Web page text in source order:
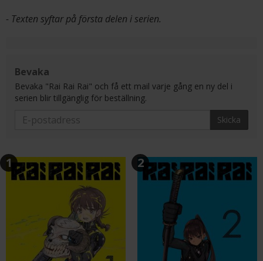
- Texten syftar på första delen i serien.
Bevaka
Bevaka "Rai Rai Rai" och få ett mail varje gång en ny del i
serien blir tillgänglig för beställning.
Skicka
1 2